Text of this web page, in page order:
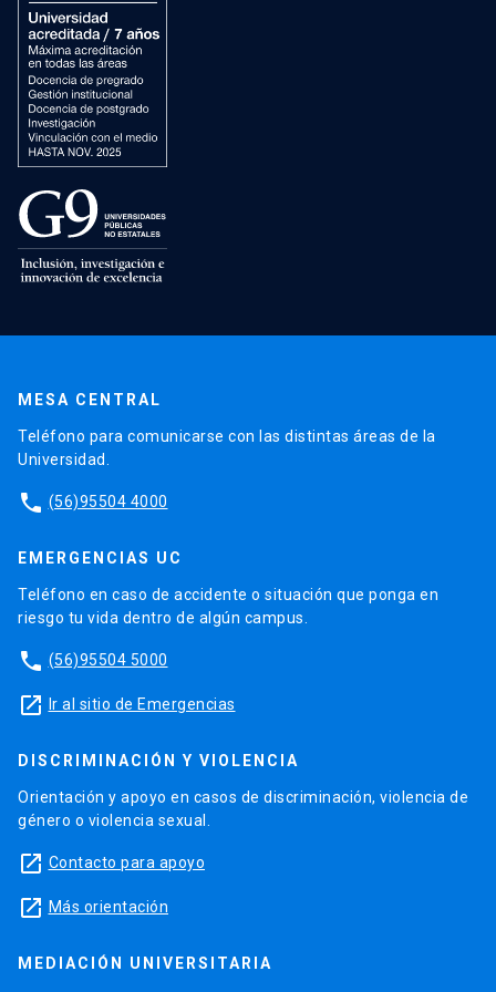
MESA CENTRAL
Teléfono para comunicarse con las distintas áreas de la
Universidad.
phone (56)95504 4000
EMERGENCIAS UC
Teléfono en caso de accidente o situación que ponga en
riesgo tu vida dentro de algún campus.
phone (56)95504 5000
launch Ir al sitio de Emergencias
DISCRIMINACIÓN Y VIOLENCIA
Orientación y apoyo en casos de discriminación, violencia de
género o violencia sexual.
launch Contacto para apoyo
launch Más orientación
MEDIACIÓN UNIVERSITARIA